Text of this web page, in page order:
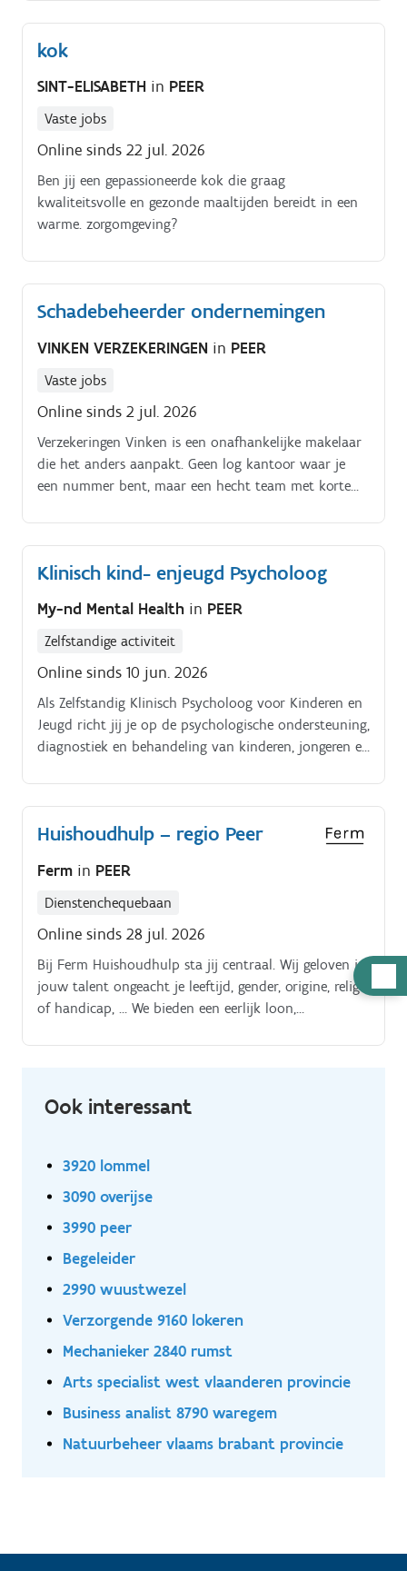
kok
SINT-ELISABETH in PEER
Vaste jobs
Online sinds 22 jul. 2026
Ben jij een gepassioneerde kok die graag
kwaliteitsvolle en gezonde maaltijden bereidt in een
warme. zorgomgeving?
Schadebeheerder ondernemingen
VINKEN VERZEKERINGEN in PEER
Vaste jobs
Online sinds 2 jul. 2026
Verzekeringen Vinken is een onafhankelijke makelaar
die het anders aanpakt. Geen log kantoor waar je
een nummer bent, maar een hecht team met korte
Klinisch kind- enjeugd Psycholoog
My-nd Mental Health in PEER
Zelfstandige activiteit
Online sinds 10 jun. 2026
Als Zelfstandig Klinisch Psycholoog voor Kinderen en
Jeugd richt jij je op de psychologische ondersteuning,
diagnostiek en behandeling van kinderen, jongeren en
concreet, evidence-based traject. Je werkt in een
omgeving waar je direct kunt schakelen met een
problematieken multidisciplinair kunt aanpakken.
Huishoudhulp – regio Peer
Ferm in PEER
Dienstenchequebaan
Online sinds 28 jul. 2026
Bij Ferm Huishoudhulp sta jij centraal. Wij geloven in
jouw talent ongeacht je leeftijd, gender, origine, religie
of handicap, … We bieden een eerlijk loon,
opleidingen die perfect bij jou passen Dankzij de
huishoudens op orde.
Ook interessant
3920 lommel
3090 overijse
3990 peer
Begeleider
2990 wuustwezel
Verzorgende 9160 lokeren
Mechanieker 2840 rumst
Arts specialist west vlaanderen provincie
Business analist 8790 waregem
Natuurbeheer vlaams brabant provincie